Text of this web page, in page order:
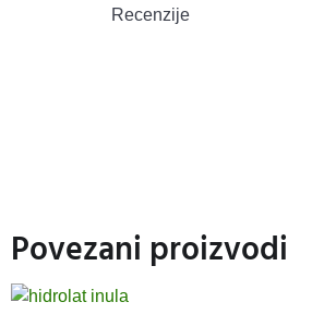
Recenzije
Povezani proizvodi